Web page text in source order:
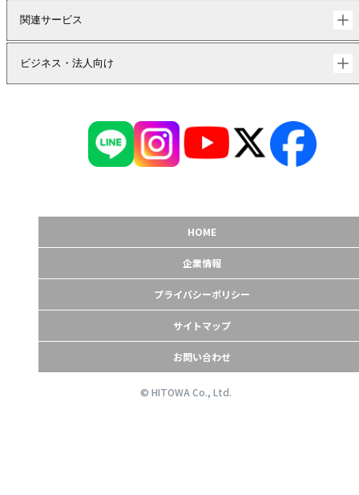
関連サービス
ビジネス・法人向け
HOME
企業情報
プライバシーポリシー
サイトマップ
お問い合わせ
© HITOWA Co., Ltd.